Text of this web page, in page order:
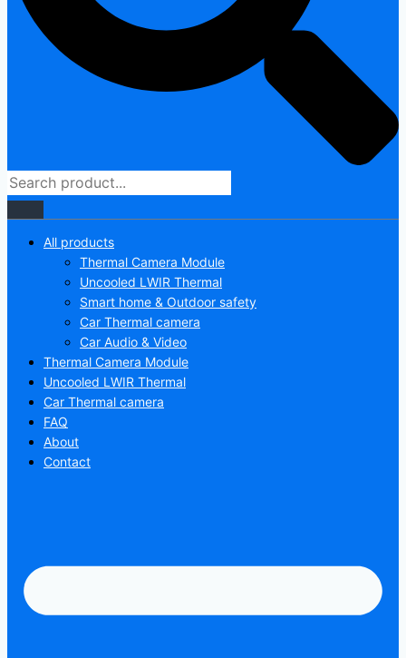
All products
Thermal Camera Module
Uncooled LWIR Thermal
Smart home & Outdoor safety
Car Thermal camera
Car Audio & Video
Thermal Camera Module
Uncooled LWIR Thermal
Car Thermal camera
FAQ
About
Contact